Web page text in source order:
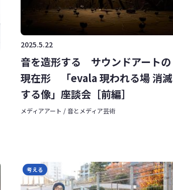
2025.5.22
音を造形する サウンドアートの
現在形 「evala 現われる場 消滅
する像」座談会［前編］
メディアアート / 音とメディア芸術
考える